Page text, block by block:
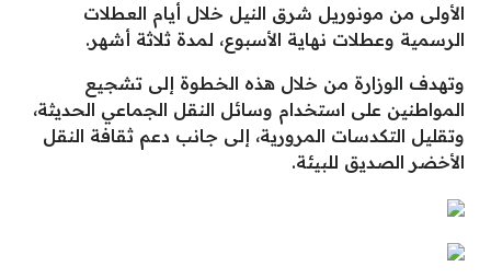
الأولى من مونوريل شرق النيل خلال أيام العطلات
الرسمية وعطلات نهاية الأسبوع، لمدة ثلاثة أشهر.
وتهدف الوزارة من خلال هذه الخطوة إلى تشجيع
المواطنين على استخدام وسائل النقل الجماعي الحديثة،
وتقليل التكدسات المرورية، إلى جانب دعم ثقافة النقل
الأخضر الصديق للبيئة.